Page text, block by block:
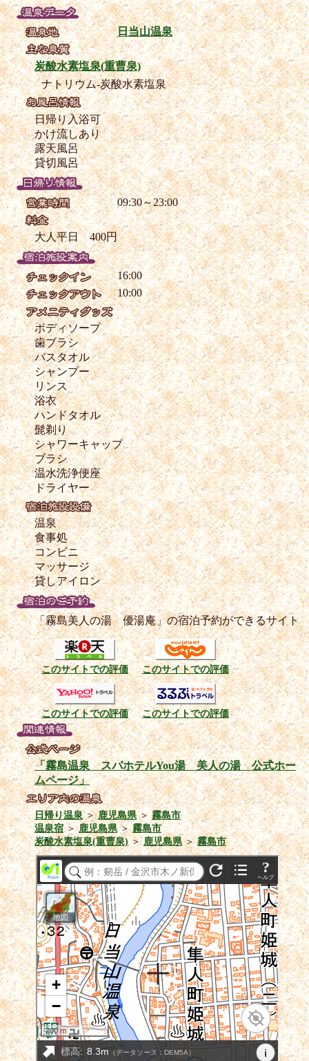
日当山温泉
炭酸水素塩泉(重曹泉)
ナトリウム-炭酸水素塩泉
日帰り入浴可
かけ流しあり
露天風呂
貸切風呂
09:30～23:00
大人平日 400円
16:00
10:00
ボディソープ
歯ブラシ
バスタオル
シャンプー
リンス
浴衣
ハンドタオル
髭剃り
シャワーキャップ
ブラシ
温水洗浄便座
ドライヤー
温泉
食事処
コンビニ
マッサージ
貸しアイロン
「霧島美人の湯 優湯庵」の宿泊予約ができるサイト
このサイトでの評価 このサイトでの評価
このサイトでの評価 このサイトでの評価
「霧島温泉 スパホテルYou湯 美人の湯 公式ホー
ムページ」
日帰り温泉＞鹿児島県＞霧島市
温泉宿＞鹿児島県＞霧島市
炭酸水素塩泉(重曹泉)＞鹿児島県＞霧島市